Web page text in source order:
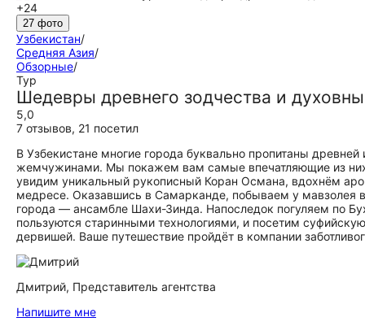
+24
27 фото
Узбекистан/
Средняя Азия/
Обзорные/
Тур
Шедевры древнего зодчества и
5,0
7 отзывов, 21 посетил
В Узбекистане многие города буквально пропитаны
жемчужинами. Мы покажем вам самые впечатляющие из
увидим уникальный рукописный Коран Османа, вдохнём
медресе. Оказавшись в Самарканде, побываем у мавзолея
города — ансамбле Шахи-Зинда. Напоследок погуляем по
пользуются старинными технологиями, и посетим
дервишей. Ваше путешествие пройдёт в компании
Дмитрий, Представитель агентства
Напишите мне